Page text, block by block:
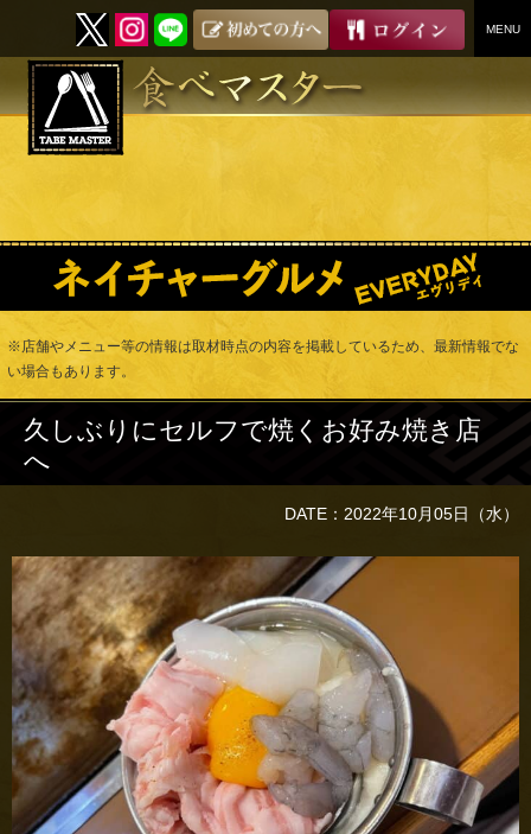
MENU
SKIP
※店舗やメニュー等の情報は取材時点の内容を掲載しているため、最新情報でな
い場合もあります。
久しぶりにセルフで焼くお好み焼き店
へ
DATE：2022年10月05日（水）